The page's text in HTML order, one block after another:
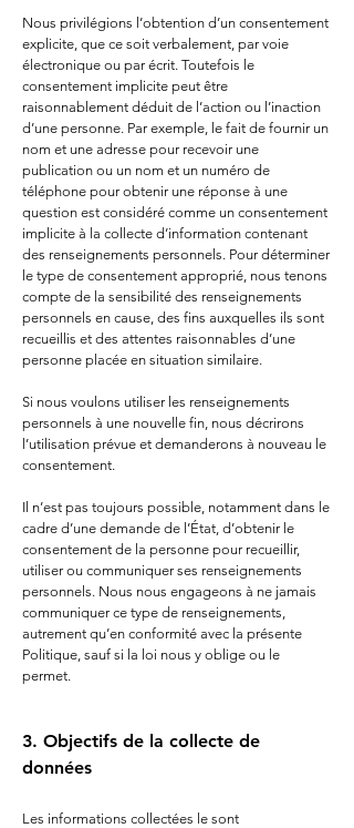
Nous privilégions l’obtention d’un consentement
explicite, que ce soit verbalement, par voie
électronique ou par écrit. Toutefois le
consentement implicite peut être
raisonnablement déduit de l’action ou l’inaction
d’une personne. Par exemple, le fait de fournir un
nom et une adresse pour recevoir une
publication ou un nom et un numéro de
téléphone pour obtenir une réponse à une
question est considéré comme un consentement
implicite à la collecte d’information contenant
des renseignements personnels. Pour déterminer
le type de consentement approprié, nous tenons
compte de la sensibilité des renseignements
personnels en cause, des fins auxquelles ils sont
recueillis et des attentes raisonnables d’une
personne placée en situation similaire.
Si nous voulons utiliser les renseignements
personnels à une nouvelle fin, nous décrirons
l’utilisation prévue et demanderons à nouveau le
consentement.
Il n’est pas toujours possible, notamment dans le
cadre d’une demande de l’État, d’obtenir le
consentement de la personne pour recueillir,
utiliser ou communiquer ses renseignements
personnels. Nous nous engageons à ne jamais
communiquer ce type de renseignements,
autrement qu’en conformité avec la présente
Politique, sauf si la loi nous y oblige ou le
permet.
3. Objectifs de la collecte de
données
Les informations collectées le sont